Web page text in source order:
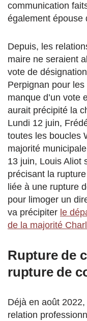
communication
également épouse
Depuis, les
maire ne seraient
vote de
Perpignan pour
manque d’un vote
aurait précipité la
Lundi 12 juin,
toutes les boucles
majorité
13 juin, Louis Aliot
précisant la
liée à une rupture
pour limoger un
va précipiter le
de la majorité
Rupture de
rupture de
Déjà en août
relation